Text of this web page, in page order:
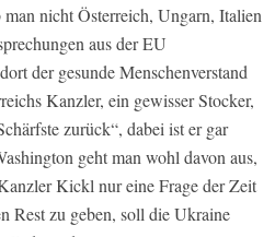
nicht Österreich, Ungarn, Italien
aus der EU
der gesunde Menschenverstand
Kanzler, ein gewisser Stocker,
zurück“, dabei ist er gar
geht man wohl davon aus,
Kickl nur eine Frage der Zeit
Rest zu geben, soll die Ukraine